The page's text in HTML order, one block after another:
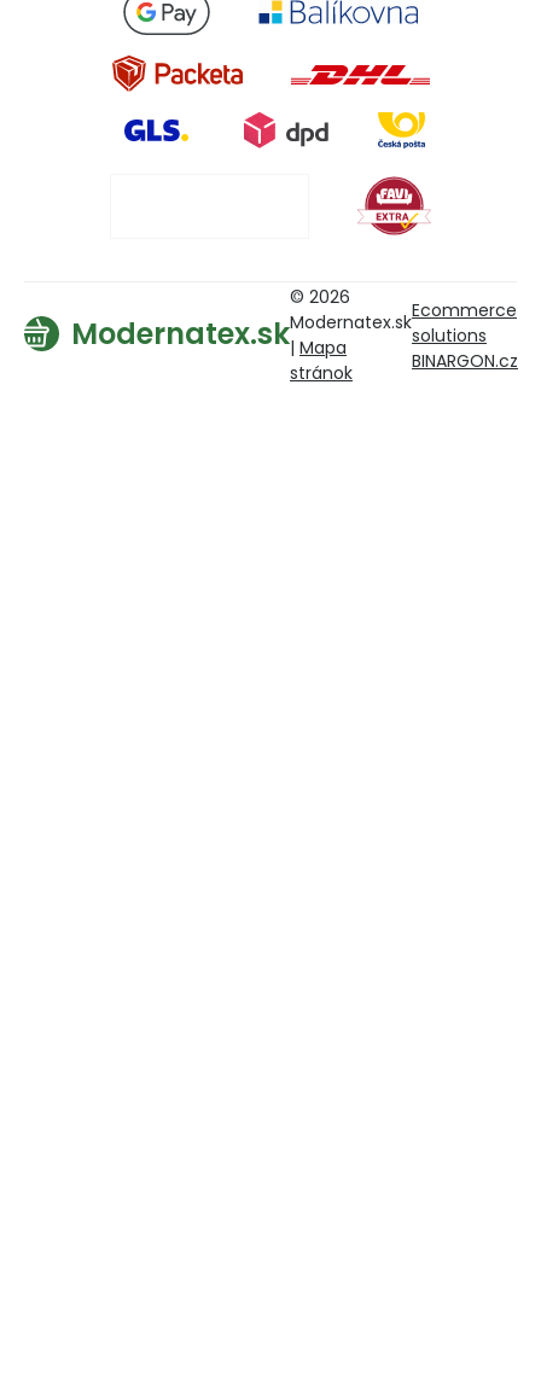
Modernatex.sk
© 2026
Modernatex.sk
| Mapa
stránok
Ecommerce
solutions
BINARGON.cz